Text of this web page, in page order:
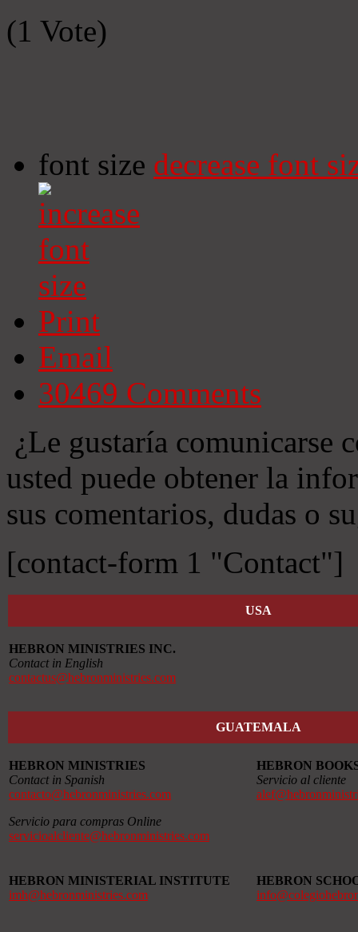
(1 Vote)
font size decrease font
Print
Email
30469 Comments
¿Le gustaría comunicarse
usted puede obtener la
sus comentarios, dudas o
[contact-form 1 "Contact"]
USA
HEBRON MINISTRIES INC.
Contact in English
contactus@hebronministries.com
GUATEMALA
HEBRON MINISTRIES
Contact in Spanish
contacto@hebronministries.com
Servicio para compras Online
servicioalcliente@hebronministries.com
HEBRON
Servicio al cliente
HEBRON MINISTERIAL INSTITUTE
imh@hebronministries.com
HEBRON